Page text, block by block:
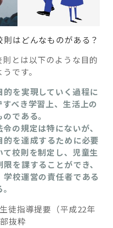
はどんなものがある？
とは以下のような目的
です。
的を実現していく過程に
べき学習上、生活上の
である。
の規定は特にないが、
を達成するために必要
校則を制定し、児童生
を課することができ、
校運営の責任者である
徒指導提要（平成22年
抜粋